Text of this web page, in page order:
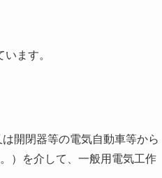
ます。
開閉器等の電気自動車等から
）を介して、一般用電気工作